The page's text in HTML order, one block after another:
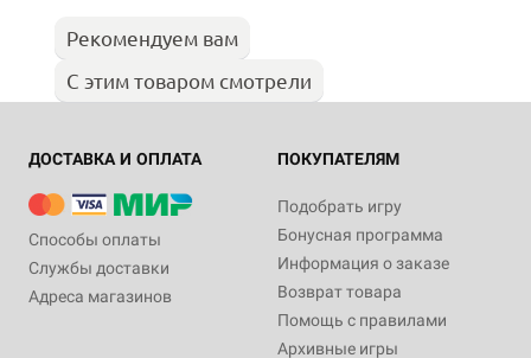
Рекомендуем вам
С этим товаром смотрели
ДОСТАВКА И ОПЛАТА
Способы оплаты
Службы доставки
Адреса магазинов
ПОКУПАТЕЛЯМ
Подобрать игру
Бонусная программа
Информация о заказе
Возврат товара
Помощь с правилами
Архивные игры